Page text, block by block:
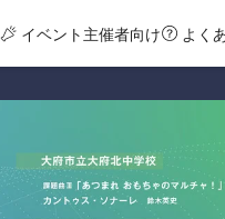
イベント主催者向け よく